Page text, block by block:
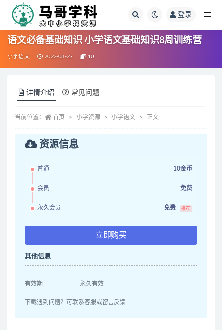
登录
语文必备基础知识 小学语文基础知识8周训练营
小学语文 2022-08-27 10
详情介绍 常见问题
当前位置： 首页 小学资源 小学语文 正文
资源信息
普通 10金币
会员 免费
永久会员 免费 推荐
立即购买
其他信息
有效期 永久有效
下载遇到问题？可联系客服或留言反馈
全部